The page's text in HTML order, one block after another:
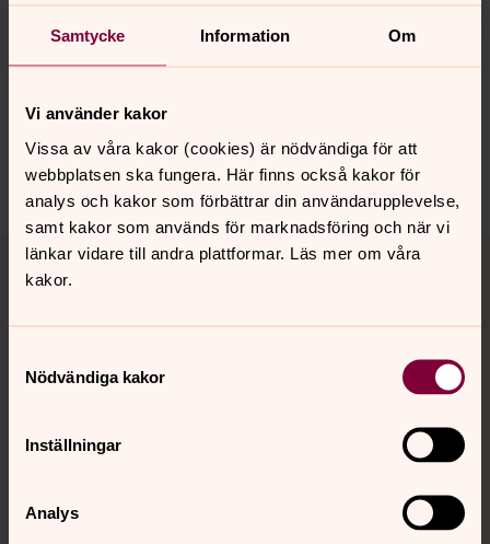
Samtycke Information Om
Vi använder kakor
Vissa av våra kakor (cookies) är nödvändiga för att
webbplatsen ska fungera. Här finns också kakor för
analys och kakor som förbättrar din användarupplevelse,
samt kakor som används för marknadsföring och när vi
länkar vidare till andra plattformar. Läs mer om våra
kakor.
Nödvändiga kakor
Inställningar
Analys
Synpunkter eller frågor på sidans
innehåll?
Tillbaka till toppen
Tillbaka till innehållet
Kalender
Hitta snabbt